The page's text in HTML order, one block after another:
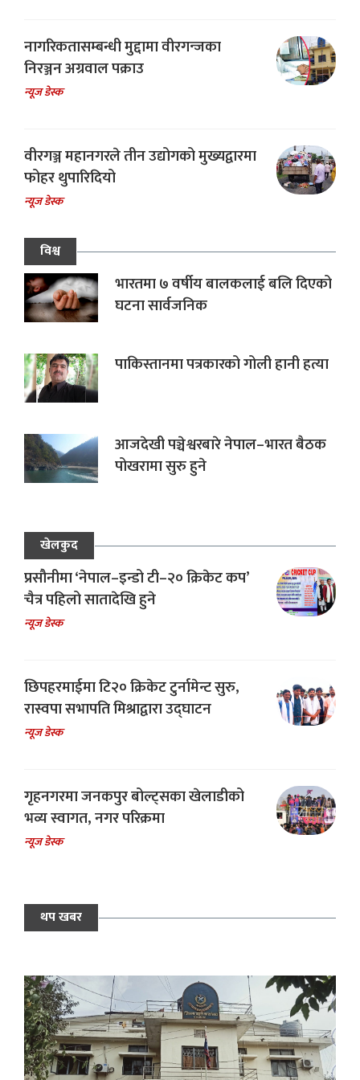
नागरिकतासम्बन्धी मुद्दामा वीरगन्जका
निरञ्जन अग्रवाल पक्राउ
न्यूज डेस्क
वीरगञ्ज महानगरले तीन उद्योगको मुख्यद्वारमा
फोहर थुपारिदियो
न्यूज डेस्क
विश्व
भारतमा ७ वर्षीय बालकलाई बलि दिएको
घटना सार्वजनिक
पाकिस्तानमा पत्रकारको गोली हानी हत्या
आजदेखी पञ्चेश्वरबारे नेपाल–भारत बैठक
पोखरामा सुरु हुने
खेलकुद
प्रसौनीमा ‘नेपाल–इन्डो टी–२० क्रिकेट कप’
चैत्र पहिलो सातादेखि हुने
न्यूज डेस्क
छिपहरमाईमा टि२० क्रिकेट टुर्नामेन्ट सुरु,
रास्वपा सभापति मिश्राद्वारा उद्घाटन
न्यूज डेस्क
गृहनगरमा जनकपुर बोल्ट्सका खेलाडीको
भव्य स्वागत, नगर परिक्रमा
न्यूज डेस्क
थप खबर